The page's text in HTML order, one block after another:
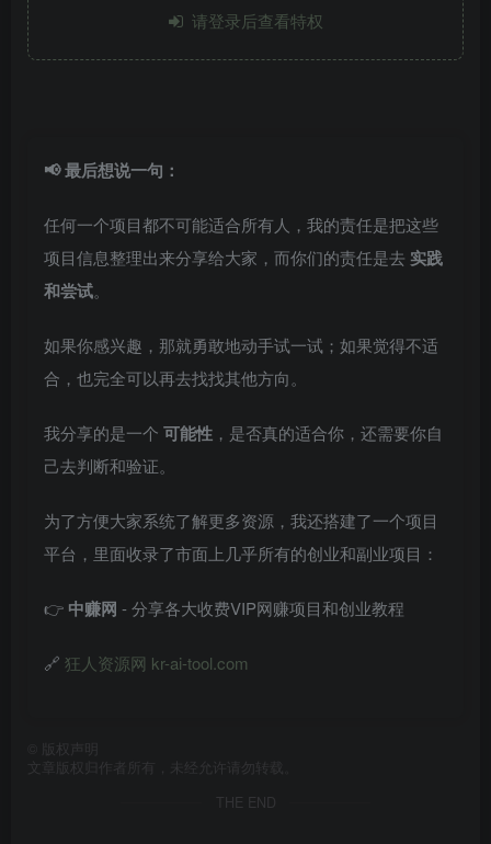
请登录后查看特权
📢 最后想说一句：
任何一个项目都不可能适合所有人，我的责任是把这些
项目信息整理出来分享给大家，而你们的责任是去 实践
和尝试。
如果你感兴趣，那就勇敢地动手试一试；如果觉得不适
合，也完全可以再去找找其他方向。
我分享的是一个 可能性 ，是否真的适合你，还需要你自
己去判断和验证。
为了方便大家系统了解更多资源，我还搭建了一个项目
平台，里面收录了市面上几乎所有的创业和副业项目：
👉 中赚网 - 分享各大收费VIP网赚项目和创业教程
🔗 狂人资源网 kr-ai-tool.com
版权声明
文章版权归作者所有，未经允许请勿转载。
THE END